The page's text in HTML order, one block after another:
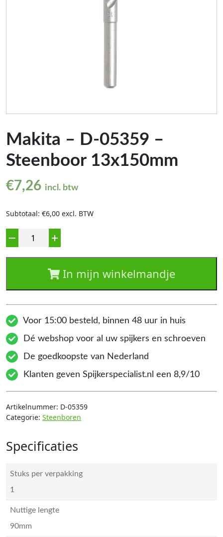
Makita – D-05359 –
Steenboor 13x150mm
€7,26 incl. btw
Subtotaal: €6,00 excl. BTW
In mijn winkelmandje
Voor 15:00 besteld, binnen 48 uur in huis
Dé webshop voor al uw spijkers en schroeven
De goedkoopste van Nederland
Klanten geven Spijkerspecialist.nl een 8,9/10
Artikelnummer: D-05359
Categorie: Steenboren
Specificaties
Stuks per verpakking
1
Nuttige lengte
90mm